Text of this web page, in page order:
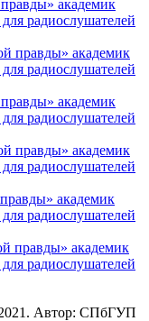
правды» академик
радиослушателей
правды» академик
радиослушателей
правды» академик
радиослушателей
. Автор: СПбГУП